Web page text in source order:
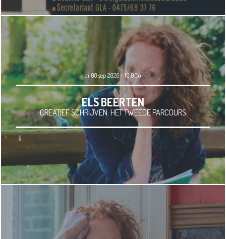
di 08 sep 2026 - 10.00u
ELS BEERTEN
CREATIEF SCHRIJVEN: HET TWEEDE PARCOURS